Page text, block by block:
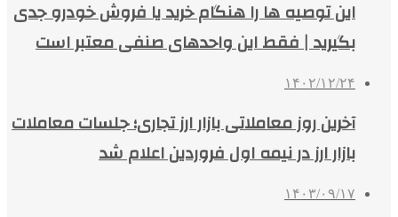
این توصیه ها را هنگام خرید یا فروش خودرو جدی
بگیرید | فقط این واحدهای صنفی معتبر است
۱۴۰۲/۱۲/۲۴
آخرین روز معاملاتی بازار ارز تجاری؛ جلسات معاملات
بازار ارز در نیمه اول فروردین اعلام شد
۱۴۰۳/۰۹/۱۷